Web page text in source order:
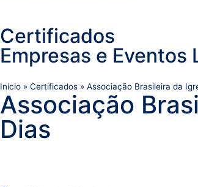
Certificados
Empresas e
Início » Certificados » Associação Brasileira da
Associação
Dias